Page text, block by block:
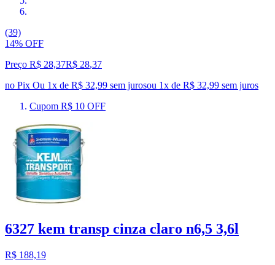
(39)
14% OFF
Preço R$ 28,37R$ 28,37
no Pix Ou 1x de R$ 32,99 sem jurosou 1x de R$ 32,99 sem juros
Cupom R$ 10 OFF
6327 kem transp cinza claro n6,5 3,6l
R$ 188,19